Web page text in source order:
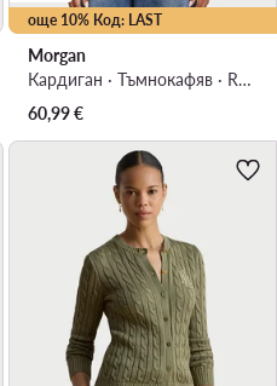
още 10% Код: LAST
Morgan
Кардиган · Тъмнокафяв · Regular Fit
60,99€